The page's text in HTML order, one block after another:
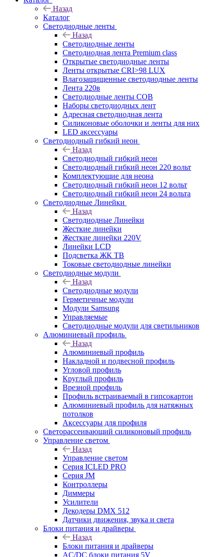
Назад
Каталог
Светодиодные ленты
Назад
Светодиодные ленты
Светодиодная лента Premium class
Открытые светодиодные ленты
Ленты открытые CRI>98 LUX
Влагозащищенные светодиодные ленты
Лента 220в
Светодиодные ленты COB
Наборы светодиодных лент
Адресная светодиодная лента
Силиконовые оболочки и ленты для них
LED аксессуары
Светодиодный гибкий неон
Назад
Светодиодный гибкий неон
Светодиодный гибкий неон 220 вольт
Комплектующие для неона
Светодиодный гибкий неон 12 вольт
Светодиодный гибкий неон 24 вольта
Светодиодные Линейки
Назад
Светодиодные Линейки
Жесткие линейки
Жесткие линейки 220V
Линейки LCD
Подсветка ЖК ТВ
Токовые светодиодные линейки
Светодиодные модули
Назад
Светодиодные модули
Герметичные модули
Модули Samsung
Управляемые
Светодиодные модули для светильников
Алюминиевый профиль
Назад
Алюминиевый профиль
Накладной и подвесной профиль
Угловой профиль
Круглый профиль
Врезной профиль
Профиль встраиваемый в гипсокартон
Алюминиевый профиль для натяжных
потолков
Аксессуары для профиля
Светорассеивающий силиконовый профиль
Управление светом
Назад
Управление светом
Серия ICLED PRO
Серия JM
Контроллеры
Диммеры
Усилители
Декодеры DMX 512
Датчики движения, звука и света
Блоки питания и драйверы
Назад
Блоки питания и драйверы
AC/DC блоки питания 5V